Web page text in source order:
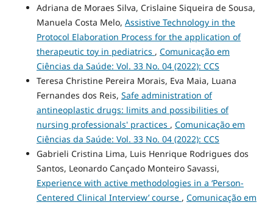
Adriana de Moraes Silva, Crislaine Siqueira de Sousa,
Manuela Costa Melo, Assistive Technology in the
Protocol Elaboration Process for the application of
therapeutic toy in pediatrics , Comunicação em
Ciências da Saúde: Vol. 33 No. 04 (2022): CCS
Teresa Christine Pereira Morais, Eva Maia, Luana
Fernandes dos Reis, Safe administration of
antineoplastic drugs: limits and possibilities of
nursing professionals' practices , Comunicação em
Ciências da Saúde: Vol. 33 No. 04 (2022): CCS
Gabrieli Cristina Lima, Luis Henrique Rodrigues dos
Santos, Leonardo Cançado Monteiro Savassi,
Experience with active methodologies in a ‘Person-
Centered Clinical Interview’ course , Comunicação em